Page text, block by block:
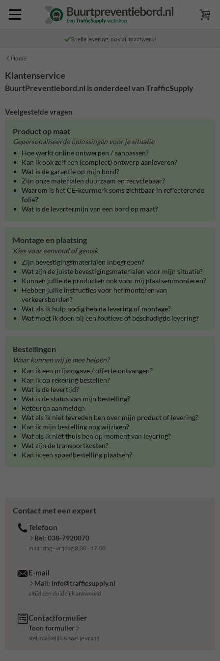
Snelle levering, ook bij maatwerk!
Home
Klantenservice
BuurtPreventiebord.nl is onderdeel van TrafficSupply
Veelgestelde vragen
Product op maat
Gepersonaliseerde oplossingen voor je situatie
Hoe werkt online ontwerpen / aanpassen?
Kan ik ook zelf een (compleet) ontwerp aanleveren?
Wat is de garantie op mijn bord?
Zijn onze materialen duurzaam en recyclebaar?
Waarom is het CE-keurmerk soms zichtbaar in reflecterende
folie?
Wat is de levertermijn van een bord op maat?
Montage en plaatsing
Kies voor eenvoud of gemak
Zijn bevestigingsmaterialen inbegrepen?
Wat zijn de juiste bevestigingsmaterialen voor mijn situatie?
Kunnen jullie de producten ook voor mij plaatsen/monteren?
Hebben jullie instructies voor het monteren van
verkeersborden?
Wat als ik hulp nodig heb na levering of montage?
Wat moet ik doen bij een foutieve of beschadigde levering?
Bestellingen
Waar kunnen wij je mee helpen?
Kan ik een prijsopgave / offerte ontvangen?
Kan ik op rekening bestellen?
Wat is de levertijd?
Wat is de status van mijn bestelling?
Retouren aanmelden
Wat als ik niet tevreden ben over mijn product of levering?
Kan ik mijn bestelling nog wijzigen?
Wat als ik niet thuis ben op moment van levering?
Wat zijn de transportkosten?
Kan ik een spoedbestelling plaatsen?
Contact met een expert
Telefoon
Bel: 038-7920070
maandag - vrijdag 8.00 - 17.00
E-mail
Mail: info@trafficsupply.nl
altijd een duidelijk antwoord
Contactformulier
Toon formulier
stel makkelijk & snel je vraag